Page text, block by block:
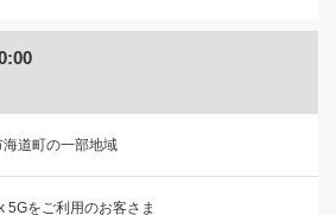
海道町の一部地域
5Gをご利用のお客さま